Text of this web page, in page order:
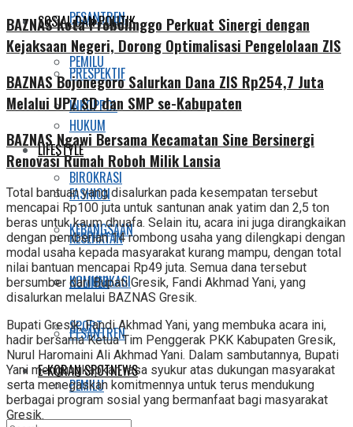
PESANTREN
PEMILU
INKOPPOL
LIFESTYLE
FASHION
KESEHATAN
KULINER
SPORT
E-KORAN SPOTNEWS
SOSIAL DAN POLITIK
PRESPEKTIF
HUKUM
BIROKRASI
KEBANGSAAN
KOMUNIKASI
PESANTREN
PEMILU
BAZNAS Kota Probolinggo Perkuat Sinergi dengan
Kejaksaan Negeri, Dorong Optimalisasi Pengelolaan ZIS
BAZNAS Bojonegoro Salurkan Dana ZIS Rp254,7 Juta
Melalui UPZ SD dan SMP se-Kabupaten
BAZNAS Ngawi Bersama Kecamatan Sine Bersinergi
Renovasi Rumah Roboh Milik Lansia
Total bantuan yang disalurkan pada kesempatan tersebut
mencapai Rp100 juta untuk santunan anak yatim dan 2,5 ton
beras untuk kaum dhuafa. Selain itu, acara ini juga dirangkaikan
dengan pemberian 14 rombong usaha yang dilengkapi dengan
modal usaha kepada masyarakat kurang mampu, dengan total
nilai bantuan mencapai Rp49 juta. Semua dana tersebut
bersumber dari Bupati Gresik, Fandi Akhmad Yani, yang
disalurkan melalui BAZNAS Gresik.
Bupati Gresik, Fandi Akhmad Yani, yang membuka acara ini,
hadir bersama Ketua Tim Penggerak PKK Kabupaten Gresik,
Nurul Haromaini Ali Akhmad Yani. Dalam sambutannya, Bupati
Yani mengungkapkan rasa syukur atas dukungan masyarakat
serta menegaskan komitmennya untuk terus mendukung
berbagai program sosial yang bermanfaat bagi masyarakat
Gresik.